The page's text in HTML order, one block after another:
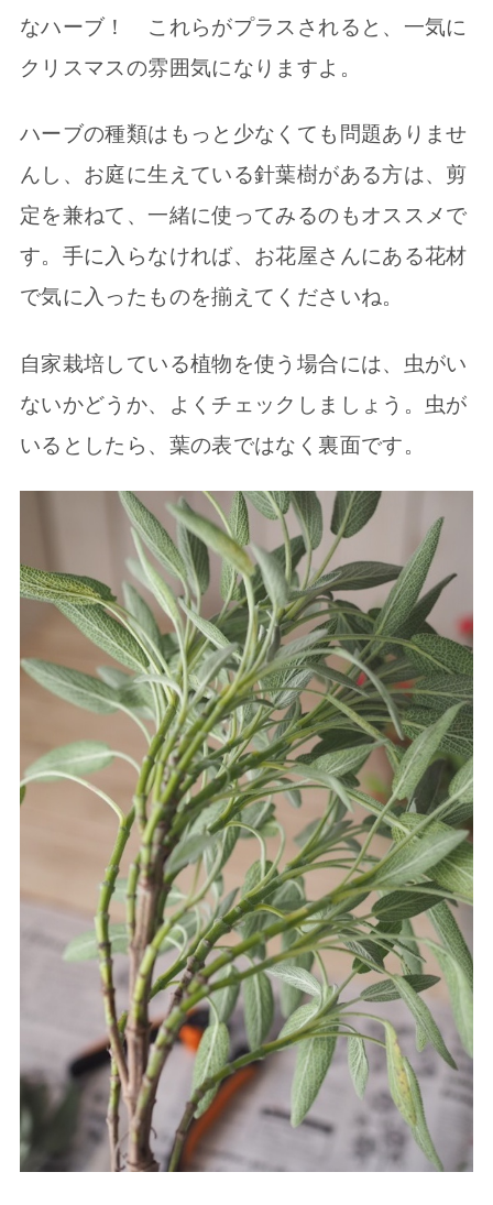
なハーブ！ これらがプラスされると、一気に
クリスマスの雰囲気になりますよ。
ハーブの種類はもっと少なくても問題ありませ
んし、お庭に生えている針葉樹がある方は、剪
定を兼ねて、一緒に使ってみるのもオススメで
す。手に入らなければ、お花屋さんにある花材
で気に入ったものを揃えてくださいね。
自家栽培している植物を使う場合には、虫がい
ないかどうか、よくチェックしましょう。虫が
いるとしたら、葉の表ではなく裏面です。